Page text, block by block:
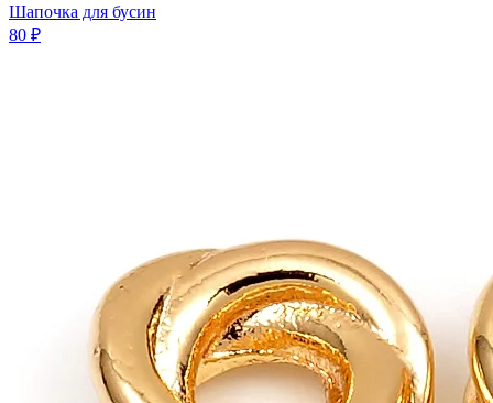
Шапочка для бусин
80 ₽